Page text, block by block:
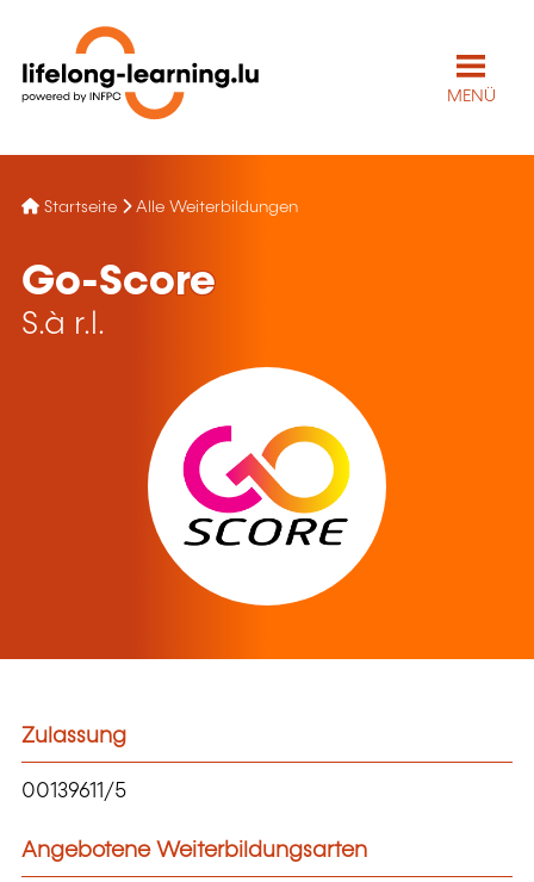
MENÜ
Startseite Alle Weiterbildungen
Go-Score
S.à r.l.
Zulassung
00139611/5
Angebotene Weiterbildungsarten